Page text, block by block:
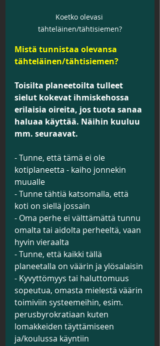
Koetko olevasi
tähteläinen/tähtisiemen?
Mistä tunnistaa olevansa
tähteläinen/tähtisiemen?
Toisilta planeetoilta tulleet
sielut kokevat ihmiskehossa
erilaisia oireita, jos tuota sanaa
haluaa käyttää. Näihin kuuluu
mm. seuraavat.
- Tunne, että tämä ei ole
kotiplaneetta - kaiho jonnekin
muualle
- Tunne tähtiä katsomalla, että
koti on siellä jossain
- Oma perhe ei välttämättä tunnu
omalta tai aidolta perheeltä, vaan
hyvin vieraalta
- Tunne, että kaikki tällä
planeetalla on väärin ja ylösalaisin
- Kyvyttömyys tai haluttomuus
sopeutua, omasta mielestä väärin
toimiviin systeemeihin, esim.
perusbyrokratiaan kuten
lomakkeiden täyttämiseen
ja/koulussa käyntiin